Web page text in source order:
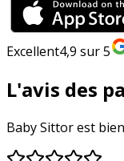
Excellent4,9 sur 5
L'avis des
Baby Sittor est